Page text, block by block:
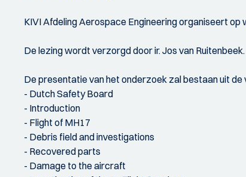
KIVI Afdeling Aerospace Engineering organiseert
De lezing wordt verzorgd door ir. Jos van Ruitenbeek.
De presentatie van het onderzoek zal bestaan uit de
- Dutch Safety Board
- Introduction
- Flight of MH17
- Debris field and investigations
- Recovered parts
- Damage to the aircraft